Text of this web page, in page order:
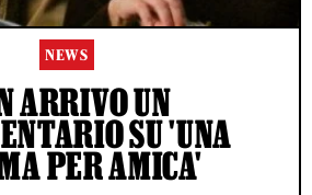
NEWS
ARRIVO UN
SU 'UNA
PER AMICA'